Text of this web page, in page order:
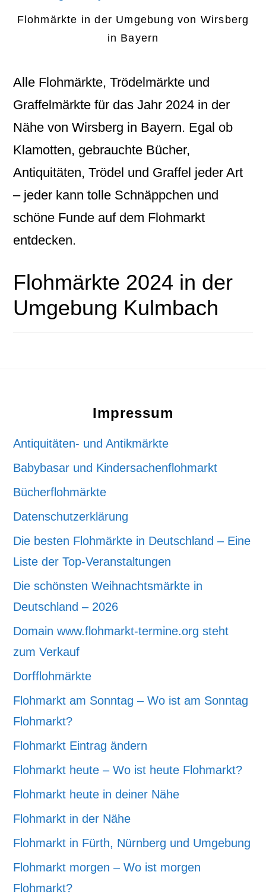
Flohmärkte in der Umgebung von Wirsberg
in Bayern
Alle Flohmärkte, Trödelmärkte und
Graffelmärkte für das Jahr 2024 in der
Nähe von Wirsberg in Bayern. Egal ob
Klamotten, gebrauchte Bücher,
Antiquitäten, Trödel und Graffel jeder Art
– jeder kann tolle Schnäppchen und
schöne Funde auf dem Flohmarkt
entdecken.
Flohmärkte 2024 in der
Umgebung Kulmbach
Impressum
Antiquitäten- und Antikmärkte
Babybasar und Kindersachenflohmarkt
Bücherflohmärkte
Datenschutzerklärung
Die besten Flohmärkte in Deutschland – Eine
Liste der Top-Veranstaltungen
Die schönsten Weihnachtsmärkte in
Deutschland – 2026
Domain www.flohmarkt-termine.org steht
zum Verkauf
Dorfflohmärkte
Flohmarkt am Sonntag – Wo ist am Sonntag
Flohmarkt?
Flohmarkt Eintrag ändern
Flohmarkt heute – Wo ist heute Flohmarkt?
Flohmarkt heute in deiner Nähe
Flohmarkt in der Nähe
Flohmarkt in Fürth, Nürnberg und Umgebung
Flohmarkt morgen – Wo ist morgen
Flohmarkt?